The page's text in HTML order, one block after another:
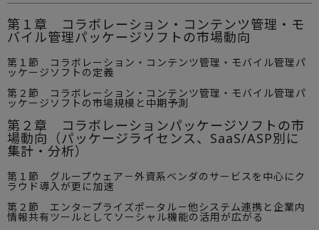
第１章 コラボレーション・コンテンツ管理・モ
バイル管理パッケージソフトの市場動向
第１節 コラボレーション・コンテンツ管理・モバイル管理パ
ッケージソフトの定義
第２節 コラボレーション・コンテンツ管理・モバイル管理パ
ッケージソフトの市場規模と中期予測
第２章 コラボレーションパッケージソフトの市
場動向（パッケージライセンス、SaaS/ASP別に
集計・分析）
第１節 グループウェア－外資系ベンダのサービスを中心にク
ラウド導入が更に加速
第２節 エンタープライズポータル－他システム連携と企業内
情報共有ツールとしてソーシャル機能の活用が広がる